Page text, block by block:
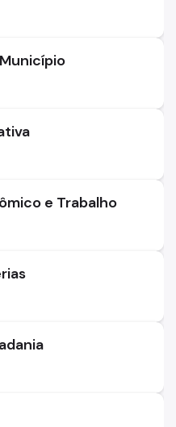
e Trabalho